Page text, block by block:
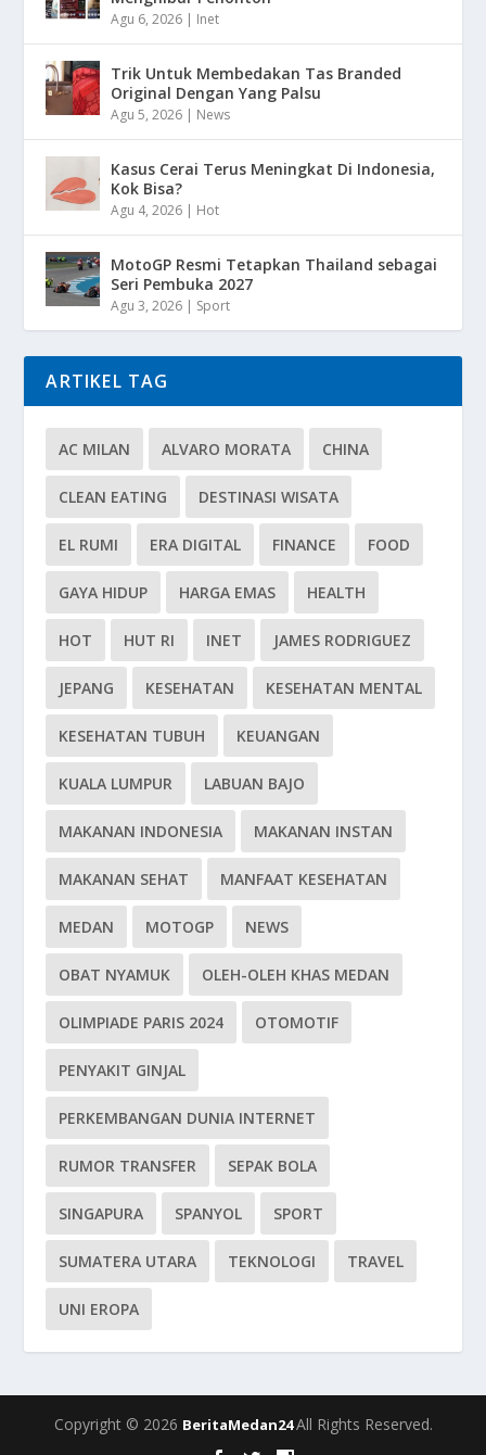
Agu 6, 2026 | Inet
Trik Untuk Membedakan Tas Branded
Original Dengan Yang Palsu
Agu 5, 2026 | News
Kasus Cerai Terus Meningkat Di Indonesia,
Kok Bisa?
Agu 4, 2026 | Hot
MotoGP Resmi Tetapkan Thailand sebagai
Seri Pembuka 2027
Agu 3, 2026 | Sport
ARTIKEL TAG
AC MILAN ALVARO MORATA CHINA
CLEAN EATING DESTINASI WISATA
EL RUMI ERA DIGITAL FINANCE FOOD
GAYA HIDUP HARGA EMAS HEALTH
HOT HUT RI INET JAMES RODRIGUEZ
JEPANG KESEHATAN KESEHATAN MENTAL
KESEHATAN TUBUH KEUANGAN
KUALA LUMPUR LABUAN BAJO
MAKANAN INDONESIA MAKANAN INSTAN
MAKANAN SEHAT MANFAAT KESEHATAN
MEDAN MOTOGP NEWS
OBAT NYAMUK OLEH-OLEH KHAS MEDAN
OLIMPIADE PARIS 2024 OTOMOTIF
PENYAKIT GINJAL
PERKEMBANGAN DUNIA INTERNET
RUMOR TRANSFER SEPAK BOLA
SINGAPURA SPANYOL SPORT
SUMATERA UTARA TEKNOLOGI TRAVEL
UNI EROPA
Copyright © 2026 BeritaMedan24All Rights Reserved.